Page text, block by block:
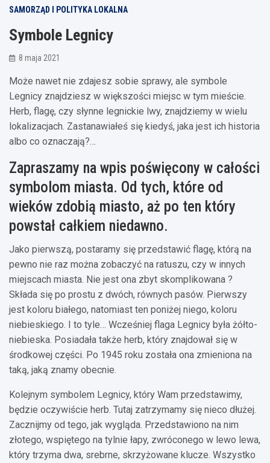
SAMORZĄD I POLITYKA LOKALNA
Symbole Legnicy
8 maja 2021
Może nawet nie zdajesz sobie sprawy, ale symbole
Legnicy znajdziesz w większości miejsc w tym mieście.
Herb, flagę, czy słynne legnickie lwy, znajdziemy w wielu
lokalizacjach. Zastanawiałeś się kiedyś, jaka jest ich historia
albo co oznaczają?…
Zapraszamy na wpis poświęcony w całości
symbolom miasta. Od tych, które od
wieków zdobią miasto, aż po ten który
powstał całkiem niedawno.
Jako pierwszą, postaramy się przedstawić flagę, którą na
pewno nie raz można zobaczyć na ratuszu, czy w innych
miejscach miasta. Nie jest ona zbyt skomplikowana ?
Składa się po prostu z dwóch, równych pasów. Pierwszy
jest koloru białego, natomiast ten poniżej niego, koloru
niebieskiego. I to tyle… Wcześniej flaga Legnicy była żółto-
niebieska. Posiadała także herb, który znajdował się w
środkowej części. Po 1945 roku została ona zmieniona na
taką, jaką znamy obecnie.
Kolejnym symbolem Legnicy, który Wam przedstawimy,
będzie oczywiście herb. Tutaj zatrzymamy się nieco dłużej.
Zacznijmy od tego, jak wygląda. Przedstawiono na nim
złotego, wspiętego na tylnie łapy, zwróconego w lewo lewa,
który trzyma dwa, srebrne, skrzyżowane klucze. Wszystko